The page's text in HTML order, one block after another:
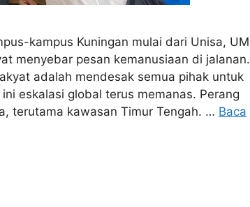
kampus Kuningan mulai dari Unisa, UM
menyebar pesan kemanusiaan di jalanan.
adalah mendesak semua pihak untuk
eskalasi global terus memanas. Perang
terutama kawasan Timur Tengah. … Baca